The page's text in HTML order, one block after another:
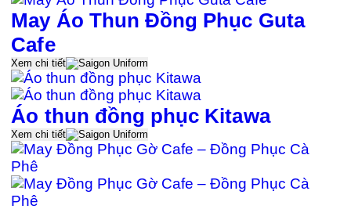
May Áo Thun Đồng Phục Guta
Cafe
Xem chi tiết
Áo thun đồng phục Kitawa
Xem chi tiết